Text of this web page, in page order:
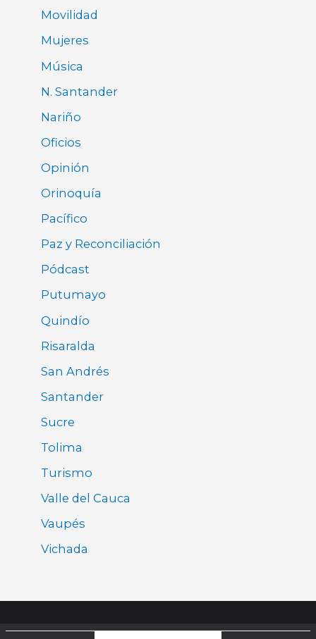
Movilidad
Mujeres
Música
N. Santander
Nariño
Oficios
Opinión
Orinoquía
Pacífico
Paz y Reconciliación
Pódcast
Putumayo
Quindío
Risaralda
San Andrés
Santander
Sucre
Tolima
Turismo
Valle del Cauca
Vaupés
Vichada